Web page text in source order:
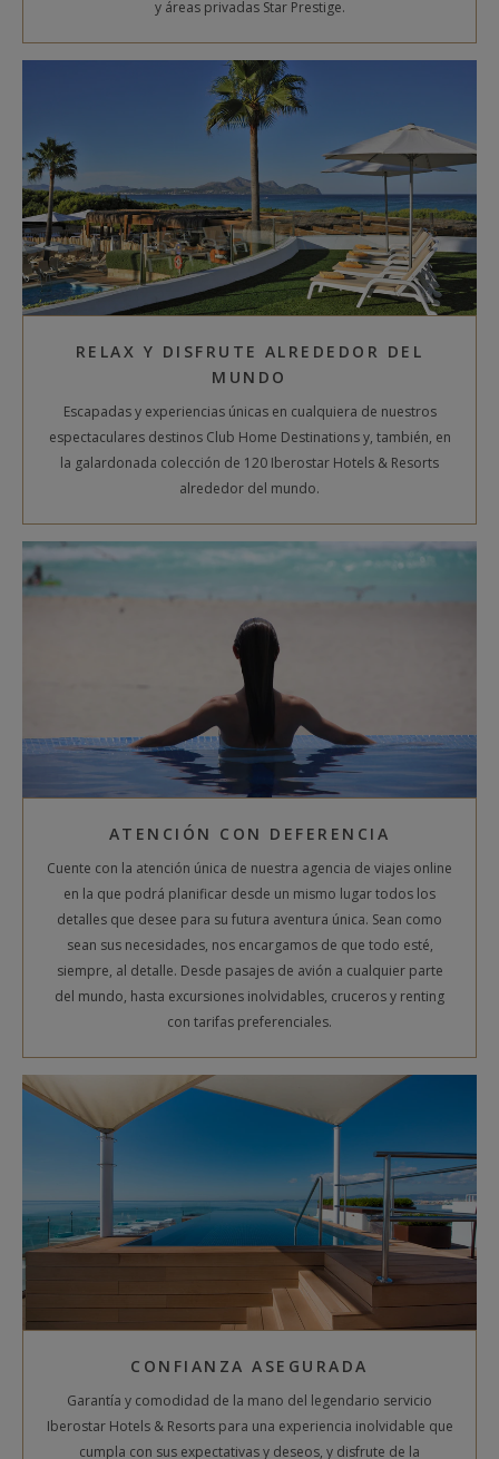
y áreas privadas Star Prestige.
RELAX Y DISFRUTE ALREDEDOR DEL
MUNDO
Escapadas y experiencias únicas en cualquiera de nuestros
espectaculares destinos Club Home Destinations y, también, en
la galardonada colección de 120 Iberostar Hotels & Resorts
alrededor del mundo.
ATENCIÓN CON DEFERENCIA
Cuente con la atención única de nuestra agencia de viajes online
en la que podrá planificar desde un mismo lugar todos los
detalles que desee para su futura aventura única. Sean como
sean sus necesidades, nos encargamos de que todo esté,
siempre, al detalle. Desde pasajes de avión a cualquier parte
del mundo, hasta excursiones inolvidables, cruceros y renting
con tarifas preferenciales.
CONFIANZA ASEGURADA
Garantía y comodidad de la mano del legendario servicio
Iberostar Hotels & Resorts para una experiencia inolvidable que
cumpla con sus expectativas y deseos, y disfrute de la